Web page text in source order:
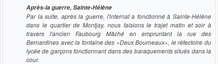
Après-la guerre, Sainte-Hélène
Par la suite, après la guerre, l'internat a fonctionné à Sainte-Hélène
dans le quartier de Montjay, nous faisions le trajet matin et soir à
travers l'ancien Faubourg Mâché en empruntant la rue des
Bernardines avec la fontaine des «Deux Bourneaux», le réfectoire du
lycée de garçons fonctionnant dans des baraquements situés dans la
cour.